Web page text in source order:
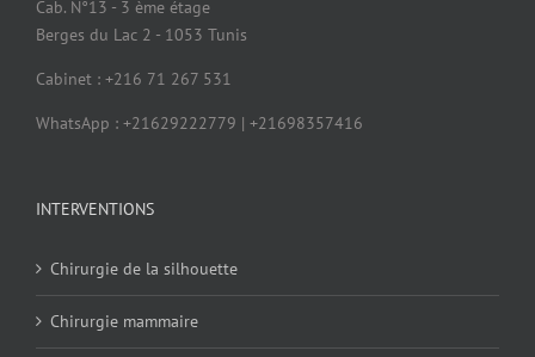
Cab. N°13 - 3 ème étage
Berges du Lac 2 - 1053 Tunis
Cabinet : +216 71 267 531
WhatsApp : +21629222779 | +21698357416
INTERVENTIONS
Chirurgie de la silhouette
Chirurgie mammaire